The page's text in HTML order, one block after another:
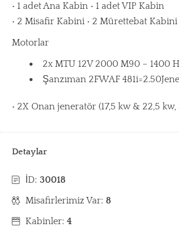
• 1 adet Ana Kabin • 1 adet VIP Kabin
• 2 Misafir Kabini • 2 Mürettebat Kabini
Motorlar
2x MTU 12V 2000 M90 – 1400
Şanzıman 2FWAF
• 2X Onan jeneratör (17,5 kw & 22,5
Detaylar
İD: 30018
Misafirlerimiz Var: 8
Kabinler: 4